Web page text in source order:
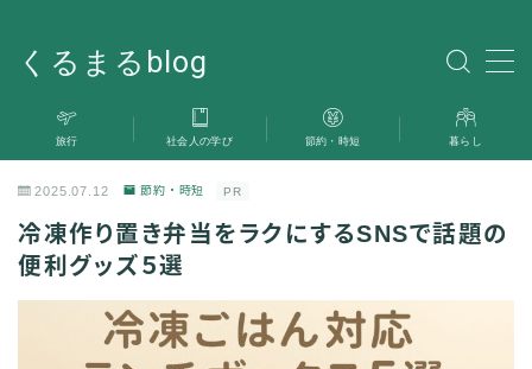
くるまるblog
MENU
旅行
暮らし
旅行 社会人の学び 節約・時短 暮らし
2025.07.12 節約・時短 PR
冷凍作り置き弁当をラクにするSNSで話題の
便利グッズ５選